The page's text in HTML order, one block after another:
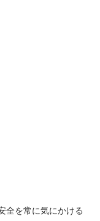
全を常に気にかける